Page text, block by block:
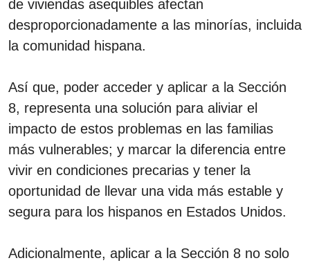
de viviendas asequibles afectan
desproporcionadamente a las minorías, incluida
la comunidad hispana.
Así que, poder acceder y aplicar a la Sección
8, representa una solución para aliviar el
impacto de estos problemas en las familias
más vulnerables; y marcar la diferencia entre
vivir en condiciones precarias y tener la
oportunidad de llevar una vida más estable y
segura para los hispanos en Estados Unidos.
Adicionalmente, aplicar a la Sección 8 no solo